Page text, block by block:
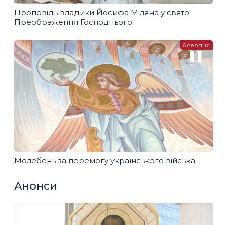
Проповідь владики Йосифа Міляна у свято
Преображення Господнього
Молебень за перемогу українського війська
6 серпня
Анонси